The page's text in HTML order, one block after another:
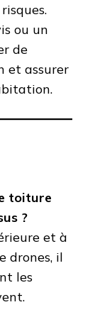
ou un
de
et assurer
toiture
?
et à
drones, il
les